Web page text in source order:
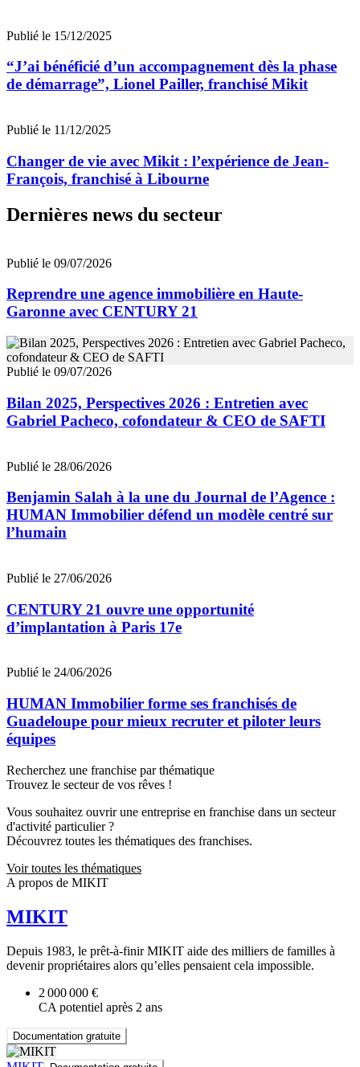
Publié le 15/12/2025
“J’ai bénéficié d’un accompagnement dès la phase
de démarrage”, Lionel Pailler, franchisé Mikit
Publié le 11/12/2025
Changer de vie avec Mikit : l’expérience de Jean-
François, franchisé à Libourne
Dernières news du secteur
Publié le 09/07/2026
Reprendre une agence immobilière en Haute-
Garonne avec CENTURY 21
Publié le 09/07/2026
Bilan 2025, Perspectives 2026 : Entretien avec
Gabriel Pacheco, cofondateur & CEO de SAFTI
Publié le 28/06/2026
Benjamin Salah à la une du Journal de l’Agence :
HUMAN Immobilier défend un modèle centré sur
l’humain
Publié le 27/06/2026
CENTURY 21 ouvre une opportunité
d’implantation à Paris 17e
Publié le 24/06/2026
HUMAN Immobilier forme ses franchisés de
Guadeloupe pour mieux recruter et piloter leurs
équipes
Recherchez une franchise par thématique
Trouvez le secteur de vos rêves !
Vous souhaitez ouvrir une entreprise en franchise dans un secteur
d'activité particulier ?
Découvrez toutes les thématiques des franchises.
Voir toutes les thématiques
A propos de MIKIT
MIKIT
Depuis 1983, le prêt-à-finir MIKIT aide des milliers de familles à
devenir propriétaires alors qu’elles pensaient cela impossible.
2 000 000 €
CA potentiel après 2 ans
Documentation gratuite